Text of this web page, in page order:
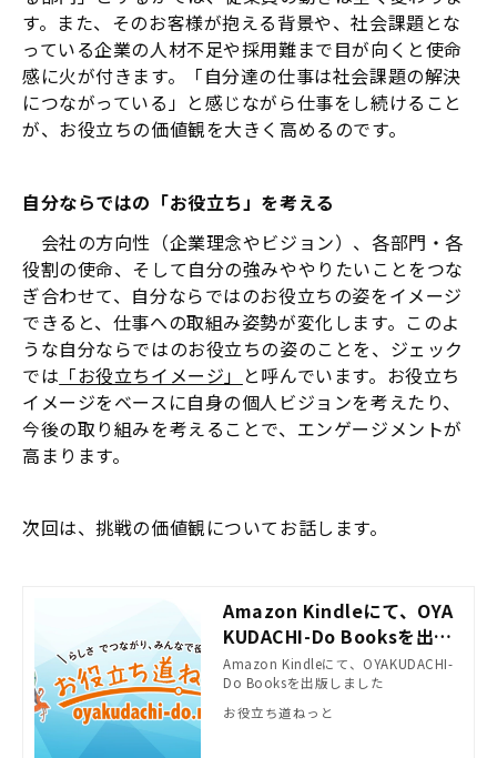
す。また、そのお客様が抱える背景や、社会課題とな
っている企業の人材不足や採用難まで目が向くと使命
感に火が付きます。「自分達の仕事は社会課題の解決
につながっている」と感じながら仕事をし続けること
が、お役立ちの価値観を大きく高めるのです。
自分ならではの「お役立ち」を考える
会社の方向性（企業理念やビジョン）、各部門・各
役割の使命、そして自分の強みややりたいことをつな
ぎ合わせて、自分ならではのお役立ちの姿をイメージ
できると、仕事への取組み姿勢が変化します。このよ
うな自分ならではのお役立ちの姿のことを、ジェック
では 「お役立ちイメージ」 と呼んでいます。お役立ち
イメージをベースに自身の個人ビジョンを考えたり、
今後の取り組みを考えることで、エンゲージメントが
高まります。
次回は、挑戦の価値観についてお話します。
Amazon Kindleにて、OYA
KUDACHI-Do Booksを出版
しました
Amazon Kindleにて、OYAKUDACHI-
Do Booksを出版しました
お役立ち道ねっと